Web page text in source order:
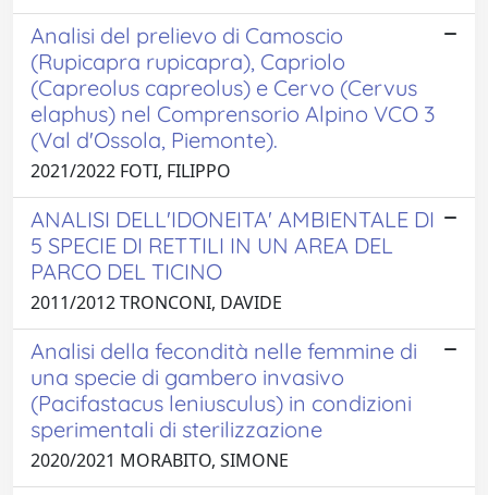
Analisi del prelievo di Camoscio
(Rupicapra rupicapra), Capriolo
(Capreolus capreolus) e Cervo (Cervus
elaphus) nel Comprensorio Alpino VCO 3
(Val d'Ossola, Piemonte).
2021/2022 FOTI, FILIPPO
ANALISI DELL'IDONEITA' AMBIENTALE DI
5 SPECIE DI RETTILI IN UN AREA DEL
PARCO DEL TICINO
2011/2012 TRONCONI, DAVIDE
Analisi della fecondità nelle femmine di
una specie di gambero invasivo
(Pacifastacus leniusculus) in condizioni
sperimentali di sterilizzazione
2020/2021 MORABITO, SIMONE